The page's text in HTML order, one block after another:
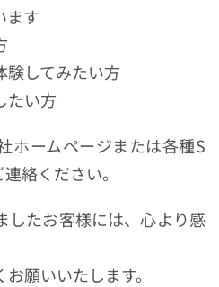
ます
験してみたい方
たい方
ホームページまたは各種S
絡ください。
したお客様には、心より感
願いいたします。